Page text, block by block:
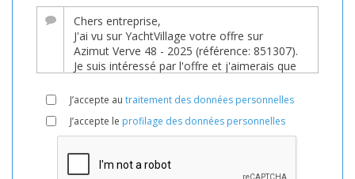
J’accepte au traitement des données personnelles
J’accepte le profilage des données personnelles